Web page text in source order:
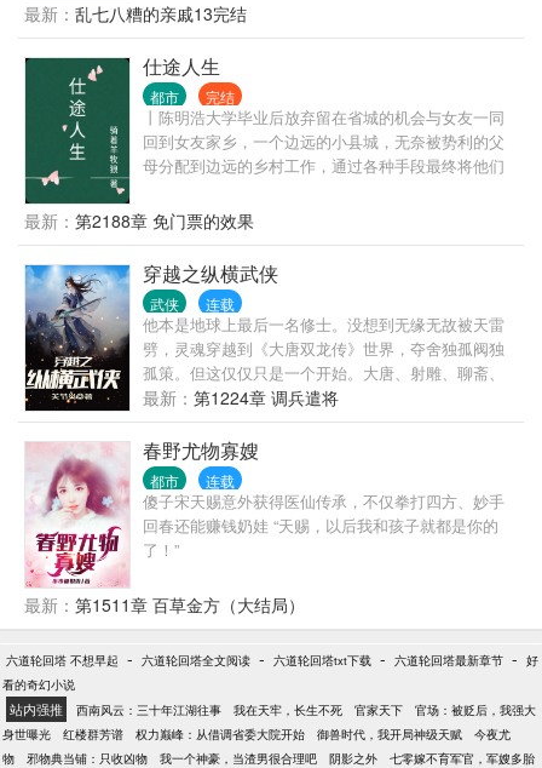
家的人数还多，上千斤的都有！求崔猎神来我国灭
猪！” 北美：“魔鬼让狼群疯狂了，到处都是凶狼，被
咬死的人来不及埋！求崔猎神来我国宰狼！” …… 若
干年后，有人统计，崔猎神猎过的兽，保守估计绕地
球三圈！！
最新： 乱七八糟的亲戚13完结
仕途人生
都市 完结
丨陈明浩大学毕业后放弃留在省城的机会与女友一同
回到女友家乡，一个边远的小县城，无奈被势利的父
母分配到边远的乡村工作，通过各种手段最终将他们
在背景的支持和自己的努力之下，一路披荆斩棘，仕
途高歌，做到了封疆大吏，实现了他仕途之初许下
的“当官不为民做主，不如回家卖红薯”的初心誓言。
最新： 第2188章 免门票的效果
穿越之纵横武侠
武侠 连载
他本是地球上最后一名修士。没想到无缘无故被天雷
劈，灵魂穿越到《大唐双龙传》世界，夺舍独孤阀独
孤策。但这仅仅只是一个开始。大唐、射雕、聊斋、
蜀山、西游……一个个精彩世界，在他面前打开了大
门……邪气腾腾，旁若无人。放眼天下，只我一人！
最新： 第1224章 调兵遣将
春野尤物寡嫂
都市 连载
傻子宋天赐意外获得医仙传承，不仅拳打四方、妙手
回春还能赚钱奶娃 “天赐，以后我和孩子就都是你的
了！”
最新： 第1511章 百草金方（大结局）
六道轮回塔 不想早起 - 六道轮回塔全文阅读 - 六道轮回塔txt下载 - 六道轮回塔最新章节 - 好
看的奇幻小说
站内强推 西南风云：三十年江湖往事 我在天牢，长生不死 官家天下
官场：被贬后，我强大
身世曝光
红楼群芳谱 权力巅峰：从借调省委大院开始 御兽时代，我开局神级天赋
今夜尤
物
邪物典当铺：只收凶物 我一个神豪，当渣男很合理吧 阴影之外
七零嫁不育军官，军嫂多胎